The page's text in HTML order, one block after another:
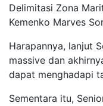
Delimitasi Zona
Kemenko Marves
Harapannya, lanjut
massive dan
dapat menghadapi
Sementara itu,